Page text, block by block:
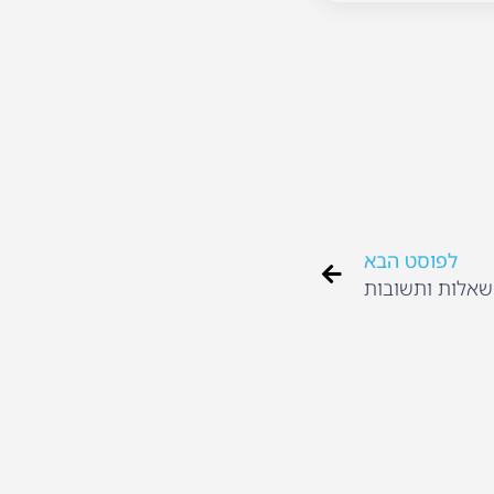
לפוסט הבא
שאלות ותשובות